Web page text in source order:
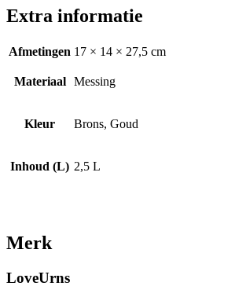
Extra informatie
Afmetingen 17 × 14 × 27,5 cm
Materiaal Messing
Kleur Brons, Goud
Inhoud (L) 2,5 L
Merk
LoveUrns